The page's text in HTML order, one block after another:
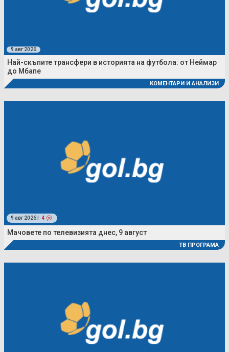
9 авг 2026
Най-скъпите трансфери в историята на футбола: от Неймар
до Мбапе
КОМЕНТАРИ И АНАЛИЗИ
9 авг 2026 | 4
Мачовете по телевизията днес, 9 август
ТВ ПРОГРАМА